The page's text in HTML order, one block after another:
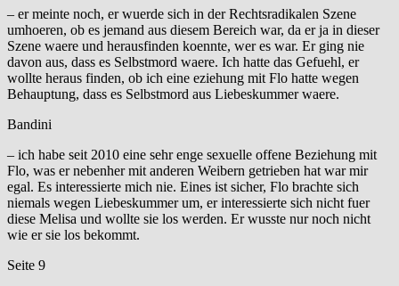
– er meinte noch, er wuerde sich in der Rechtsradikalen Szene
umhoeren, ob es jemand aus diesem Bereich war, da er ja in dieser
Szene waere und herausfinden koennte, wer es war. Er ging nie
davon aus, dass es Selbstmord waere. Ich hatte das Gefuehl, er
wollte heraus finden, ob ich eine eziehung mit Flo hatte wegen
Behauptung, dass es Selbstmord aus Liebeskummer waere.
Bandini
– ich habe seit 2010 eine sehr enge sexuelle offene Beziehung mit
Flo, was er nebenher mit anderen Weibern getrieben hat war mir
egal. Es interessierte mich nie. Eines ist sicher, Flo brachte sich
niemals wegen Liebeskummer um, er interessierte sich nicht fuer
diese Melisa und wollte sie los werden. Er wusste nur noch nicht
wie er sie los bekommt.
Seite 9